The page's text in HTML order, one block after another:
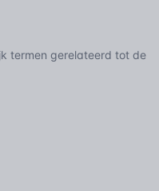
termen gerelateerd tot de